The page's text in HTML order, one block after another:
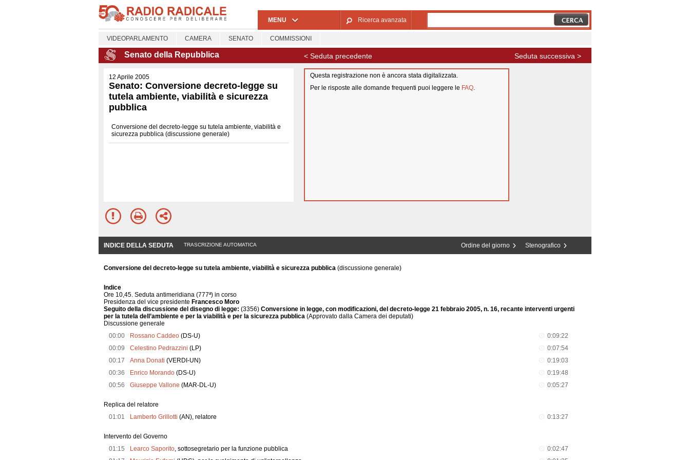
MENU Ricerca avanzata
VIDEOPARLAMENTO CAMERA SENATO COMMISSIONI
Senato della Repubblica < Seduta precedente Seduta successiva >
12 Aprile 2005
Senato: Conversione decreto-legge su
tutela ambiente, viabilità e sicurezza
pubblica
Conversione del decreto-legge su tutela ambiente, viabilità e
sicurezza pubblica (discussione generale)
Questa registrazione non è ancora stata digitalizzata.
Per le risposte alle domande frequenti puoi leggere le FAQ.
INDICE DELLA SEDUTA TRASCRIZIONE AUTOMATICA Ordine del giorno Stenografico
Conversione del decreto-legge su tutela ambiente, viabilità e sicurezza pubblica (discussione generale)
Indice
Ore 10,45. Seduta antimeridiana (777ª) in corso
Presidenza del vice presidente Francesco Moro
Seguito della discussione del disegno di legge: (3356) Conversione in legge, con modificazioni, del decreto-legge 21 febbraio 2005, n. 16, recante interventi urgenti
per la tutela dell’ambiente e per la viabilità e per la sicurezza pubblica (Approvato dalla Camera dei deputati)
Discussione generale
0:09:22
00:00 Rossano Caddeo (DS-U)
0:07:54
00:09 Celestino Pedrazzini (LP)
0:19:03
00:17 Anna Donati (VERDI-UN)
0:19:48
00:36 Enrico Morando (DS-U)
0:05:27
00:56 Giuseppe Vallone (MAR-DL-U)
Replica del relatore
0:13:27
01:01 Lamberto Grillotti (AN), relatore
Intervento del Governo
0:02:47
01:15 Learco Saporito, sottosegretario per la funzione pubblica